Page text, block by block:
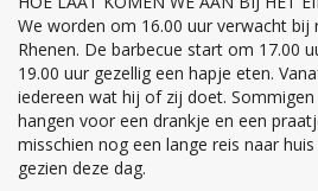
We worden om 16.00 uur verwacht bij
Rhenen. De barbecue start om 17.00
19.00 uur gezellig een hapje eten.
iedereen wat hij of zij doet.
hangen voor een drankje en een
misschien nog een lange reis naar
gezien deze dag.